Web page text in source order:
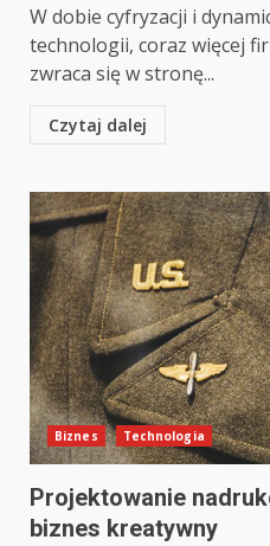
W dobie cyfryzacji i
technologii, coraz więcej
zwraca się w stronę...
Czytaj dalej
Biznes Technologia
Projektowanie
biznes kreatywny